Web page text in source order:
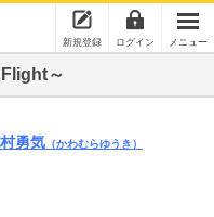
新規登録 ログイン メニュー
～
勇気 （かわむらゆうき）